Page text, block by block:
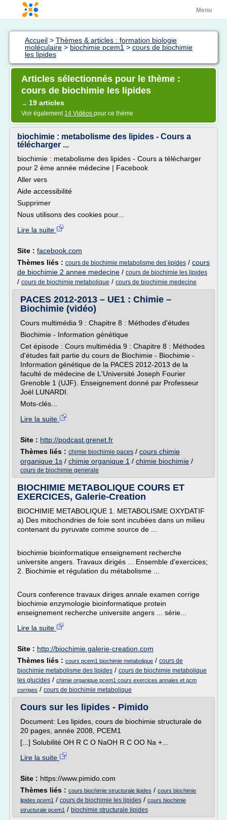
Menu
Accueil > Thèmes & articles : formation biologie
moléculaire > biochimie pcem1 > cours de biochimie
les lipides
Articles sélectionnés pour le thème :
cours de biochimie les lipides
→ 19 articles
Voir également 14 Vidéos pour ce thème
biochimie : metabolisme des lipides - Cours a
télécharger ...
biochimie : metabolisme des lipides - Cours a télécharger
pour 2 ème année médecine | Facebook
Aller vers
Aide accessibilité
Supprimer
Nous utilisons des cookies pour...
Lire la suite
Site : facebook.com
Thèmes liés : cours de biochimie metabolisme des lipides / cours
de biochimie 2 annee medecine / cours de biochimie les lipides
/ cours de biochimie metabolique / cours de biochimie medecine
PACES 2012-2013 – UE1 : Chimie –
Biochimie (vidéo)
Cours multimédia 9 : Chapitre 8 : Méthodes d'études
Biochimie - Information génétique
Cet épisode : Cours multimédia 9 : Chapitre 8 : Méthodes
d'études fait partie du cours de Biochimie - Biochimie -
Information génétique de la PACES 2012-2013 de la
faculté de médecine de L'Université Joseph Fourier
Grenoble 1 (UJF). Enseignement donné par Professeur
Joël LUNARDI.
Mots-clés...
Lire la suite
Site : http://podcast.grenet.fr
Thèmes liés : chimie biochimie paces / cours chimie
organique 1s / chimie organique 1 / chimie biochimie /
cours de biochimie generale
BIOCHIMIE METABOLIQUE COURS ET
EXERCICES, Galerie-Creation
BIOCHIMIE METABOLIQUE 1. METABOLISME OXYDATIF
a) Des mitochondries de foie sont incubées dans un milieu
contenant du pyruvate comme source de ...
biochimie bioinformatique enseignement recherche
universite angers. Travaux dirigés ... Ensemble d'exercices;
2. Biochimie et régulation du métabolisme ...
Cours conference travaux diriges annale examen corrige
biochimie enzymologie bioinformatique protein
enseignement recherche universite angers ... série...
Lire la suite
Site : http://biochimie.galerie-creation.com
Thèmes liés : cours pcem1 biochimie metabolique / cours de
biochimie metabolisme des lipides / cours de biochimie metabolique
les glucides / chimie organique pcem1 cours exercices annales et qcm
corriges / cours de biochimie metabolique
Cours sur les lipides - Pimido
Document: Les lipides, cours de biochimie structurale de
20 pages, année 2008, PCEM1
[...] Solubilité OH R C O NaOH R C OO Na +...
Lire la suite
Site : https://www.pimido.com
Thèmes liés : cours biochimie structurale lipides / cours biochimie
lipides pcem1 / cours de biochimie les lipides / cours biochimie
structurale pcem1 / biochimie structurale lipides